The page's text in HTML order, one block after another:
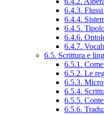
6.4.3.
6.4.4.
6.4.5.
6.4.6.
6.4.7.
6.5. Scrittura e
6.5.1.
6.5.2. Le
6.5.3.
6.5.4.
6.5.5.
6.5.6.